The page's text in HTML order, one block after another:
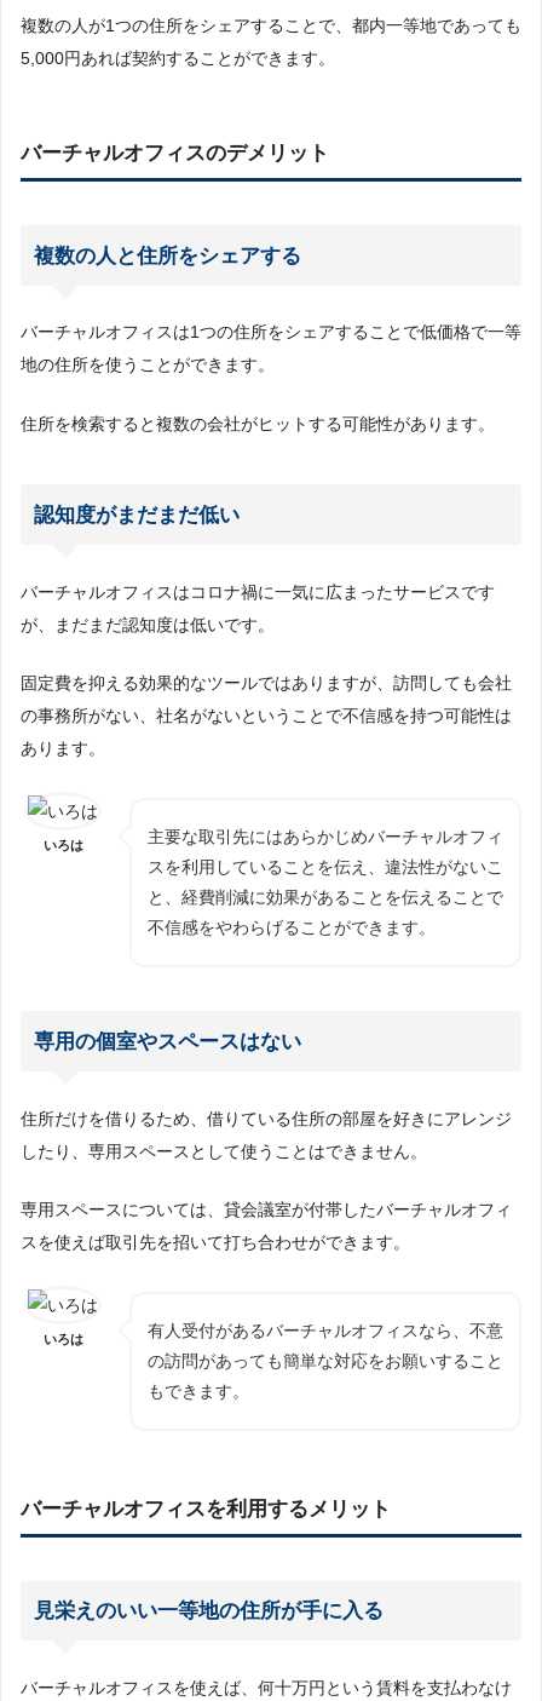
複数の人が1つの住所をシェアすることで、都内一等地であっても
5,000円あれば契約することができます。
バーチャルオフィスのデメリット
複数の人と住所をシェアする
バーチャルオフィスは1つの住所をシェアすることで低価格で一等
地の住所を使うことができます。
住所を検索すると複数の会社がヒットする可能性があります。
認知度がまだまだ低い
バーチャルオフィスはコロナ禍に一気に広まったサービスです
が、まだまだ認知度は低いです。
固定費を抑える効果的なツールではありますが、訪問しても会社
の事務所がない、社名がないということで不信感を持つ可能性は
あります。
いろは
主要な取引先にはあらかじめバーチャルオフィ
スを利用していることを伝え、違法性がないこ
と、経費削減に効果があることを伝えることで
不信感をやわらげることができます。
専用の個室やスペースはない
住所だけを借りるため、借りている住所の部屋を好きにアレンジ
したり、専用スペースとして使うことはできません。
専用スペースについては、貸会議室が付帯したバーチャルオフィ
スを使えば取引先を招いて打ち合わせができます。
いろは
有人受付があるバーチャルオフィスなら、不意
の訪問があっても簡単な対応をお願いすること
もできます。
バーチャルオフィスを利用するメリット
見栄えのいい一等地の住所が手に入る
バーチャルオフィスを使えば、何十万円という賃料を支払わなけ